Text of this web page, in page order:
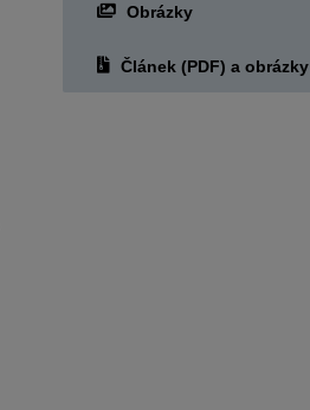
Obrázky
Článek (PDF) a obrázky